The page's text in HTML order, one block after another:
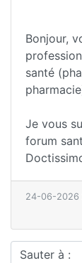
Bonjour,
santé
Je vous
forum
24-06-2026
Sauter à :